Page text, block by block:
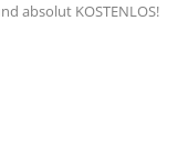
absolut KOSTENLOS!